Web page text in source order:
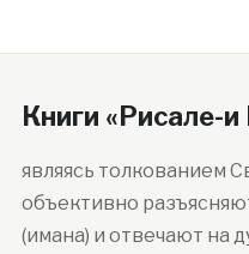
Книги «Рисале-и
являясь толкованием
объективно
(имана) и отвечают на